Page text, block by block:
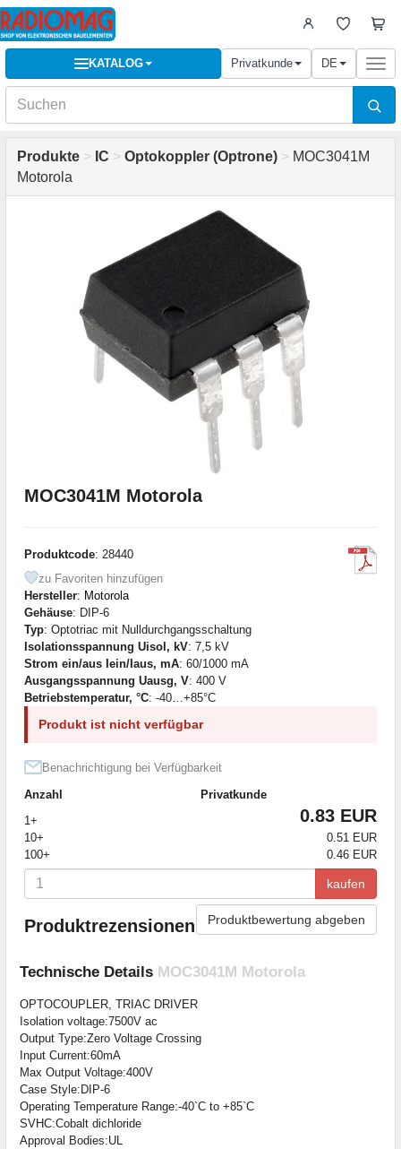
KATALOG Privatkunde DE
Produkte > IC > Optokoppler (Optrone) > MOC3041M
Motorola
MOC3041M Motorola
Produktcode: 28440
zu Favoriten hinzufügen
Hersteller: Motorola
Gehäuse: DIP-6
Typ: Optotriac mit Nulldurchgangsschaltung
Isolationsspannung Uisol, kV: 7,5 kV
Strom ein/aus Iein/Iaus, mA: 60/1000 mA
Ausgangsspannung Uausg, V: 400 V
Betriebstemperatur, °C: -40…+85°С
Produkt ist nicht verfügbar
Benachrichtigung bei Verfügbarkeit
Anzahl
Privatkunde
1+
0.83 EUR
10+
0.51 EUR
100+
0.46 EUR
kaufen
Produktrezensionen Produktbewertung abgeben
Technische Details MOC3041M Motorola
OPTOCOUPLER, TRIAC DRIVER
Isolation voltage:7500V ac
Output Type:Zero Voltage Crossing
Input Current:60mA
Max Output Voltage:400V
Case Style:DIP-6
Operating Temperature Range:-40`C to +85`C
SVHC:Cobalt dichloride
Approval Bodies:UL